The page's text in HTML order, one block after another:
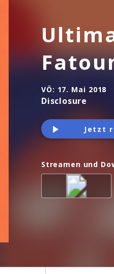
VÖ: 17. Mai 2018
Disclosure
Jetzt
Streamen und